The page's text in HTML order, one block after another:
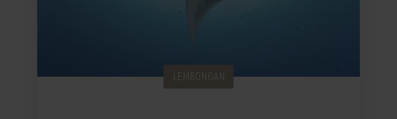
LEMBONGAN